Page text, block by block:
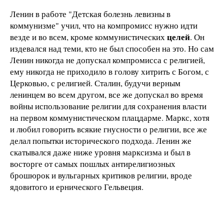
Ленин в работе "Детская болезнь левизны в
коммунизме" учил, что на компромисс нужно идти
везде и во всем, кроме коммунистических целей. Он
издевался над теми, кто не был способен на это. Но сам
Ленин никогда не допускал компромисса с религией,
ему никогда не приходило в голову хитрить с Богом, с
Церковью, с религией. Сталин, будучи верным
ленинцем во всем другом, все же допускал во время
войны использование религии для сохранения власти
на первом коммунистическом плацдарме. Маркс, хотя
и любил говорить всякие гнусности о религии, все же
делал попытки исторического подхода. Ленин же
скатывался даже ниже уровня марксизма и был в
восторге от самых пошлых антирелигиозных
брошюрок и вульгарных критиков религии, вроде
ядовитого и ернического Гельвеция.